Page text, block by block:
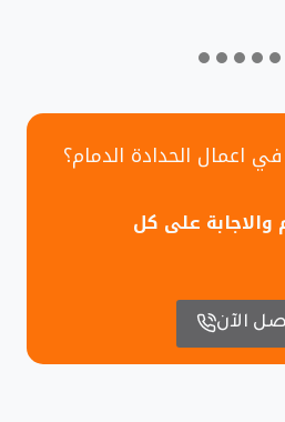
اعمال الحدادة الدمام؟
والاجابة على كل
الآن